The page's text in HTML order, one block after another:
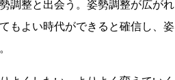
調整と出会う。姿勢調整が広がれ
もよい時代ができると確信し、姿